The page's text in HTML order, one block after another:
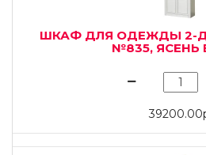
ШКАФ ДЛЯ ОДЕЖДЫ 2-
№835, ЯСЕНЬ